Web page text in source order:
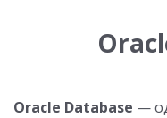
Oracle Database —